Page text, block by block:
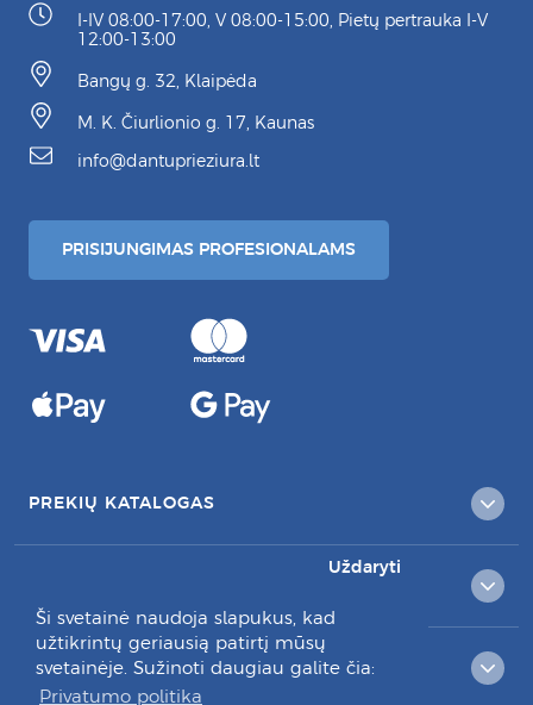
Ši svetainė naudoja slapukus, kad
užtikrintų geriausią patirtį mūsų
svetainėje. Sužinoti daugiau galite čia:
Privatumo politika
Uždaryti
I-IV 08:00-17:00, V 08:00-15:00, Pietų pertrauka I-V
12:00-13:00
Bangų g. 32, Klaipėda
M. K. Čiurlionio g. 17, Kaunas
info@dantuprieziura.lt
PRISIJUNGIMAS PROFESIONALAMS
PREKIŲ KATALOGAS
RAŠYKITE MUMS: